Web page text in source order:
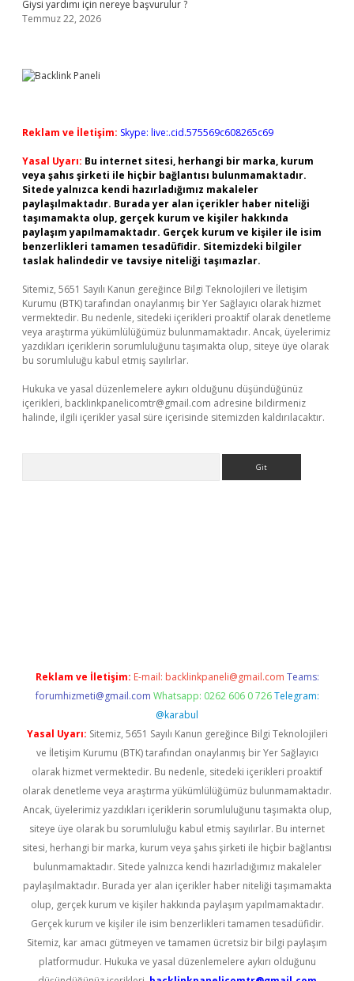
Giysi yardımı için nereye başvurulur ?
Temmuz 22, 2026
Reklam ve İletişim: Skype: live:.cid.575569c608265c69
Yasal Uyarı: Bu internet sitesi, herhangi bir marka, kurum
veya şahıs şirketi ile hiçbir bağlantısı bulunmamaktadır.
Sitede yalnızca kendi hazırladığımız makaleler
paylaşılmaktadır. Burada yer alan içerikler haber niteliği
taşımamakta olup, gerçek kurum ve kişiler hakkında
paylaşım yapılmamaktadır. Gerçek kurum ve kişiler ile isim
benzerlikleri tamamen tesadüfidir. Sitemizdeki bilgiler
taslak halindedir ve tavsiye niteliği taşımazlar.
Sitemiz, 5651 Sayılı Kanun gereğince Bilgi Teknolojileri ve İletişim
Kurumu (BTK) tarafından onaylanmış bir Yer Sağlayıcı olarak hizmet
vermektedir. Bu nedenle, sitedeki içerikleri proaktif olarak denetleme
veya araştırma yükümlülüğümüz bulunmamaktadır. Ancak, üyelerimiz
yazdıkları içeriklerin sorumluluğunu taşımakta olup, siteye üye olarak
bu sorumluluğu kabul etmiş sayılırlar.
Hukuka ve yasal düzenlemelere aykırı olduğunu düşündüğünüz
içerikleri, backlinkpanelicomtr@gmail.com adresine bildirmeniz
halinde, ilgili içerikler yasal süre içerisinde sitemizden kaldırılacaktır.
Reklam ve İletişim: E-mail: backlinkpaneli@gmail.com Teams:
forumhizmeti@gmail.com Whatsapp: 0262 606 0 726 Telegram:
@karabul
Yasal Uyarı: Sitemiz, 5651 Sayılı Kanun gereğince Bilgi Teknolojileri
ve İletişim Kurumu (BTK) tarafından onaylanmış bir Yer Sağlayıcı
olarak hizmet vermektedir. Bu nedenle, sitedeki içerikleri proaktif
olarak denetleme veya araştırma yükümlülüğümüz bulunmamaktadır.
Ancak, üyelerimiz yazdıkları içeriklerin sorumluluğunu taşımakta olup,
siteye üye olarak bu sorumluluğu kabul etmiş sayılırlar. Bu internet
sitesi, herhangi bir marka, kurum veya şahıs şirketi ile hiçbir bağlantısı
bulunmamaktadır. Sitede yalnızca kendi hazırladığımız makaleler
paylaşılmaktadır. Burada yer alan içerikler haber niteliği taşımamakta
olup, gerçek kurum ve kişiler hakkında paylaşım yapılmamaktadır.
Gerçek kurum ve kişiler ile isim benzerlikleri tamamen tesadüfidir.
Sitemiz, kar amacı gütmeyen ve tamamen ücretsiz bir bilgi paylaşım
platformudur. Hukuka ve yasal düzenlemelere aykırı olduğunu